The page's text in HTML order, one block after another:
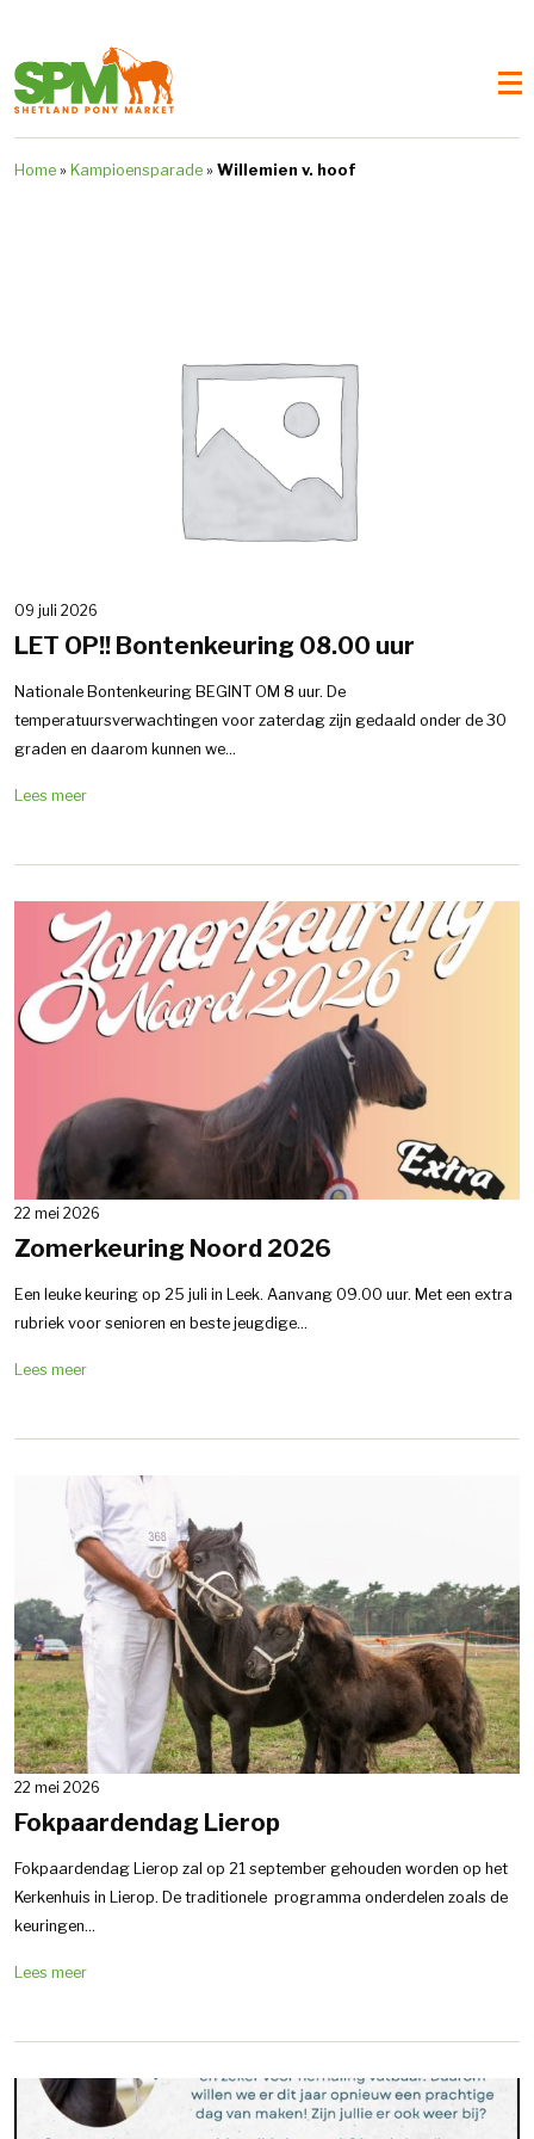
Home » Kampioensparade » Willemien v. hoof
09 juli 2026
LET OP!! Bontenkeuring 08.00 uur
Nationale Bontenkeuring BEGINT OM 8 uur. De
temperatuursverwachtingen voor zaterdag zijn gedaald onder de 30
graden en daarom kunnen we...
Lees meer
22 mei 2026
Zomerkeuring Noord 2026
Een leuke keuring op 25 juli in Leek. Aanvang 09.00 uur. Met een extra
rubriek voor senioren en beste jeugdige...
Lees meer
22 mei 2026
Fokpaardendag Lierop
Fokpaardendag Lierop zal op 21 september gehouden worden op het
Kerkenhuis in Lierop. De traditionele programma onderdelen zoals de
keuringen...
Lees meer